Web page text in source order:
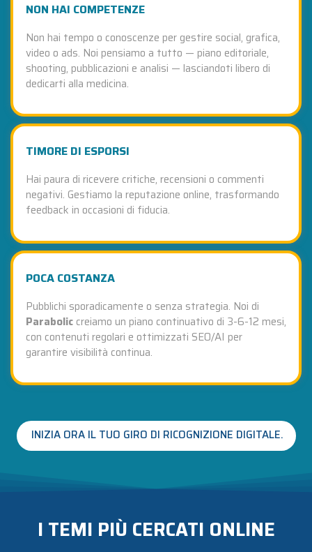
NON HAI COMPETENZE
Non hai tempo o conoscenze per gestire social, grafica,
video o ads. Noi pensiamo a tutto — piano editoriale,
shooting, pubblicazioni e analisi — lasciandoti libero di
dedicarti alla medicina.
TIMORE DI ESPORSI
Hai paura di ricevere critiche, recensioni o commenti
negativi. Gestiamo la reputazione online, trasformando
feedback in occasioni di fiducia.
POCA COSTANZA
Pubblichi sporadicamente o senza strategia. Noi di
Parabolic creiamo un piano continuativo di 3-6-12 mesi,
con contenuti regolari e ottimizzati SEO/AI per
garantire visibilità continua.
INIZIA ORA IL TUO GIRO DI RICOGNIZIONE DIGITALE.
I TEMI PIÙ CERCATI ONLINE